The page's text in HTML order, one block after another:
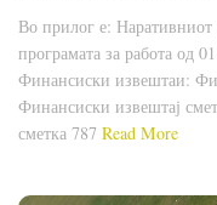
Во прилог е: Наративниот
програмата за работа од
Финансиски извештаи:
Финансиски извештај
сметка 787 Read More